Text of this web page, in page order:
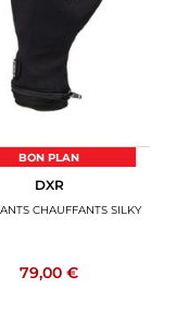
BON PLAN
DXR
CHAUFFANTS SILKY
79,00 €